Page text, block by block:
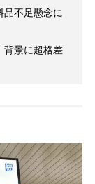
不足懸念に
背景に超格差